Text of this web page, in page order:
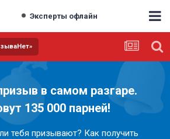
Эксперты офлайн
в самом разгаре.
135 000 парней!
тебя призывают? Как получить